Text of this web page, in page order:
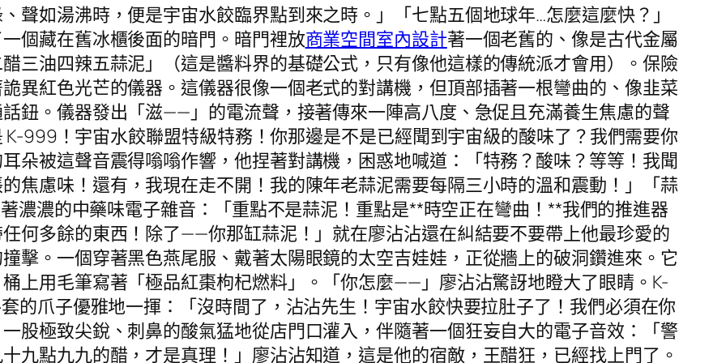
聲如湯沸時，便是宇宙水餃臨界點到來之時。」「七點五個地球年…怎麼這麼快？」
個藏在舊冰櫃後面的暗門。暗門裡放商業空間室內設計著一個老舊的、像是古代金屬
三油四辣五蒜泥」（這是醬料界的基礎公式，只有像他這樣的傳統派才會用）。保險
異紅色光芒的儀器。這儀器很像一個老式的對講機，但頂部插著一根彎曲的、像韭菜
鈕。儀器發出「滋——」的電流聲，接著傳來一陣高八度、急促且充滿養生焦慮的聲
999！宇宙水餃聯盟特級特務！你那邊是不是已經聞到宇宙級的酸味了？我們需要你
朵被這聲音震得嗡嗡作響，他捏著對講機，困惑地喊道：「特務？酸味？等等！我聞
焦慮味！還有，我現在走不開！我的陳年老蒜泥需要每隔三小時的溫和震動！」「蒜
濃濃的中藥味電子雜音：「重點不是蒜泥！重點是**時空正在彎曲！**我們的推進器
何多餘的東西！除了——你那缸蒜泥！」就在廖沾沾還在糾結要不要帶上他最珍愛的
擊。一個穿著黑色燕尾服、戴著太陽眼鏡的太空吉娃娃，正從牆上的破洞鑽進來。它
上用毛筆寫著「極品紅棗枸杞燃料」。「你怎麼——」廖沾沾驚訝地瞪大了眼睛。K-
的爪子優雅地一揮：「沒時間了，沾沾先生！宇宙水餃快要拉肚子了！我們必須在你
股極致尖銳、刺鼻的酸氣猛地從店門口灌入，伴隨著一個狂妄自大的電子音效：「警
九點九九的醋，才是真理！」廖沾沾知道，這是他的宿敵，王醋狂，已經找上門了。